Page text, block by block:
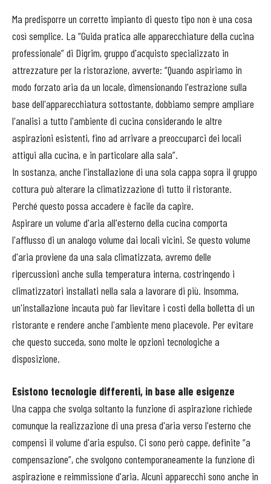
Ma predisporre un corretto impianto di questo tipo non è una cosa
così semplice. La “Guida pratica alle apparecchiature della cucina
professionale” di Digrim, gruppo d'acquisto specializzato in
attrezzature per la ristorazione, avverte: “Quando aspiriamo in
modo forzato aria da un locale, dimensionando l'estrazione sulla
base dell'apparecchiatura sottostante, dobbiamo sempre ampliare
l'analisi a tutto l'ambiente di cucina considerando le altre
aspirazioni esistenti, fino ad arrivare a preoccuparci dei locali
attigui alla cucina, e in particolare alla sala”.
In sostanza, anche l'installazione di una sola cappa sopra il gruppo
cottura può alterare la climatizzazione di tutto il ristorante.
Perché questo possa accadere è facile da capire.
Aspirare un volume d'aria all'esterno della cucina comporta
l'afflusso di un analogo volume dai locali vicini. Se questo volume
d'aria proviene da una sala climatizzata, avremo delle
ripercussioni anche sulla temperatura interna, costringendo i
climatizzatori installati nella sala a lavorare di più. Insomma,
un'installazione incauta può far lievitare i costi della bolletta di un
ristorante e rendere anche l'ambiente meno piacevole. Per evitare
che questo succeda, sono molte le opzioni tecnologiche a
disposizione.
Esistono tecnologie differenti, in base alle esigenze
Una cappa che svolga soltanto la funzione di aspirazione richiede
comunque la realizzazione di una presa d'aria verso l'esterno che
compensi il volume d'aria espulso. Ci sono però cappe, definite “a
compensazione”, che svolgono contemporaneamente la funzione di
aspirazione e reimmissione d'aria. Alcuni apparecchi sono anche in